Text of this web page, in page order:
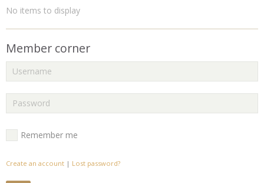
No items to display
Member corner
Remember me
Create an account | Lost password?